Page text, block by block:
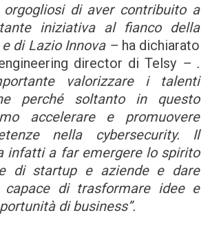
orgogliosi di aver contribuito a
iniziativa al fianco della
di Lazio Innova – ha dichiarato
director di Telsy – .
valorizzare i talenti
perché soltanto in questo
accelerare e promuovere
nella cybersecurity. Il
infatti a far emergere lo spirito
di startup e aziende e dare
di trasformare idee e
di business”.